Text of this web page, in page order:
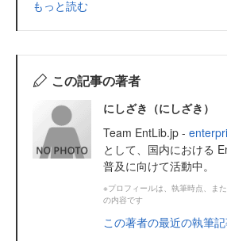
もっと読む
この記事の著者
にしざき（にしざき）
Team EntLib.jp -
として、国内における
普及に向けて活動中。
※プロフィールは、執筆時点、ま
の内容です
この著者の最近の執筆